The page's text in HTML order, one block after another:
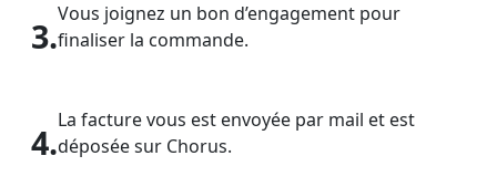
3.
Vous joignez un bon d’engagement pour
finaliser la commande.
4.
La facture vous est envoyée par mail et est
déposée sur Chorus.